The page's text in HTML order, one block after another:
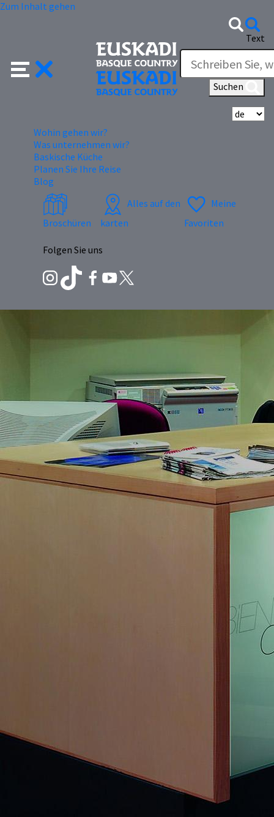
Zum Inhalt gehen
Text
Suchen
Wohin gehen wir?
Was unternehmen wir?
Baskische Küche
Planen Sie Ihre Reise
Blog
Broschüren
Alles auf den
karten
Meine
Favoriten
Folgen Sie uns